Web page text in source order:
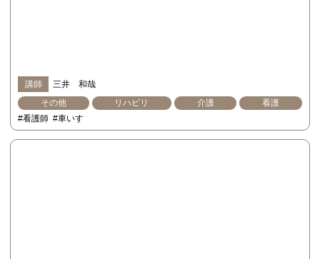
講師
三井 和哉
その他
リハビリ 介護
看護
#看護師 #車いす